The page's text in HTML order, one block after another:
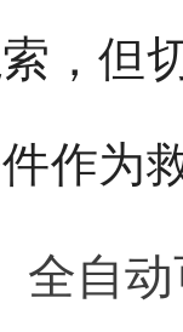
，但
作为
全自